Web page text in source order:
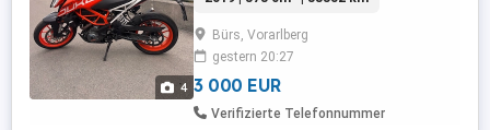
4
Informationen: Die Begutachtung ( 57a)
wurde bereits durchgeführt. Nächster
Begutachtungstermin: ...
Bürs, Vorarlberg
gestern 20:27
3 000 EUR
Verifizierte Telefonnummer